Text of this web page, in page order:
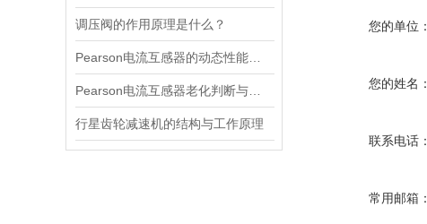
调压阀的作用原理是什么？
行星齿轮减速机的结构与工作原理
您的单位：
您的姓名：
联系电话：
常用邮箱：